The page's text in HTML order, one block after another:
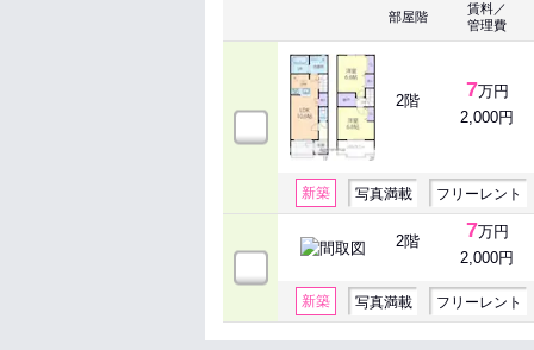
部屋階
賃料／
管理費
2階 7万円
2,000円
新築 写真満載 フリーレント
2階 7万円
2,000円
新築 写真満載 フリーレント